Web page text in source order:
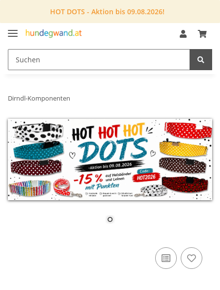
HOT DOTS - Aktion bis 09.08.2026!
Dirndl-Komponenten